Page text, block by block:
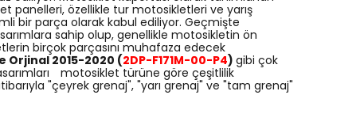
panelleri, özellikle tur motosikletleri ve yarış
bir parça olarak kabul ediliyor. Geçmişte
sahip olup, genellikle motosikletin ön
birçok parçasını muhafaza edecek
Orjinal 2015-2020 (2DP-F171M-00-P4) gibi çok
motosiklet türüne göre çeşitlilik
"çeyrek grenaj", "yarı grenaj" ve "tam grenaj"